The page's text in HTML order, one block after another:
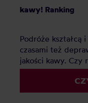
kawy! Ranking
Podróże kształcą
czasami też
jakości kawy. Czy
być przenośny
ranking
mogą sprawdzić